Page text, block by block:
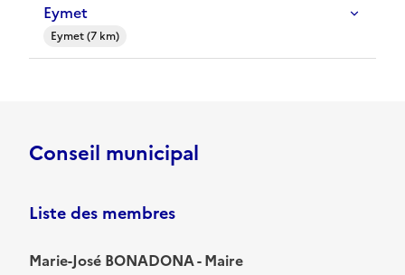
Eymet
Eymet (7 km)
Conseil municipal
Liste des membres
Marie-José BONADONA - Maire